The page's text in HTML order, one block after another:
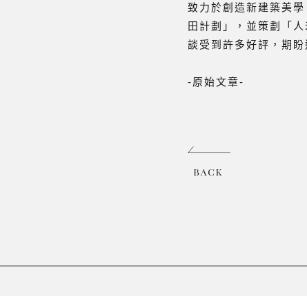
致力於創造新建築美
田計劃」，並策劃「
談受到許多好評，期
-原始文章-